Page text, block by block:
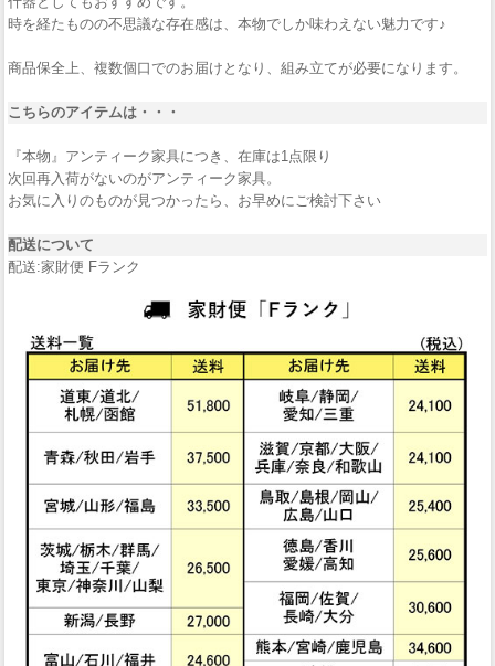
時を経たものの不思議な存在感は、本物でしか味わえない魅力です♪
商品保全上、複数個口でのお届けとなり、組み立てが必要になります。
こちらのアイテムは・・・
『本物』アンティーク家具につき、在庫は1点限り
次回再入荷がないのがアンティーク家具。
お気に入りのものが見つかったら、お早めにご検討下さい
配送について
配送:家財便 Fランク